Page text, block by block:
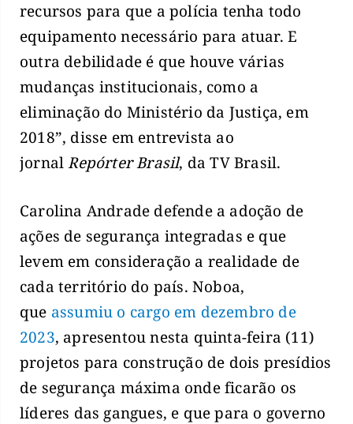
recursos para que a polícia tenha todo
equipamento necessário para atuar. E
outra debilidade é que houve várias
mudanças institucionais, como a
eliminação do Ministério da Justiça, em
2018”, disse em entrevista ao
jornalRepórter Brasil, da TV Brasil.
Carolina Andrade defende a adoção de
ações de segurança integradas e que
levem em consideração a realidade de
cada território do país. Noboa,
que assumiu o cargo em dezembro de
2023, apresentou nesta quinta-feira (11)
projetos para construção de dois presídios
de segurança máxima onde ficarão os
líderes das gangues, e que para o governo